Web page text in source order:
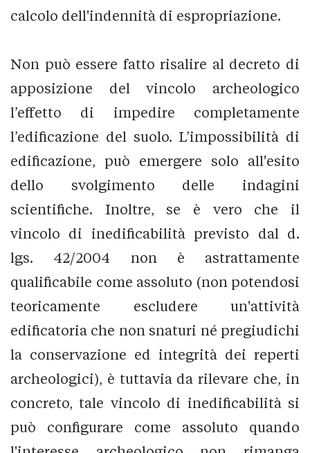
calcolo dell'indennità di espropriazione.
Non può essere fatto risalire al decreto di
apposizione del vincolo archeologico
l’effetto di impedire completamente
l’edificazione del suolo. L’impossibilità di
edificazione, può emergere solo all'esito
dello svolgimento delle indagini
scientifiche. Inoltre, se è vero che il
vincolo di inedificabilità previsto dal d.
lgs. 42/2004 non è astrattamente
qualificabile come assoluto (non potendosi
teoricamente escludere un'attività
edificatoria che non snaturi né pregiudichi
la conservazione ed integrità dei reperti
archeologici), è tuttavia da rilevare che, in
concreto, tale vincolo di inedificabilità si
può configurare come assoluto quando